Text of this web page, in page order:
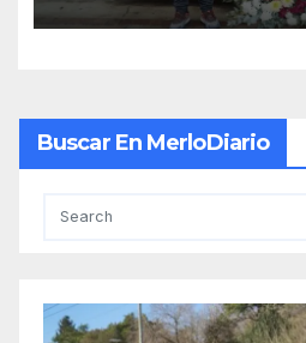
Buscar En MerloDiario